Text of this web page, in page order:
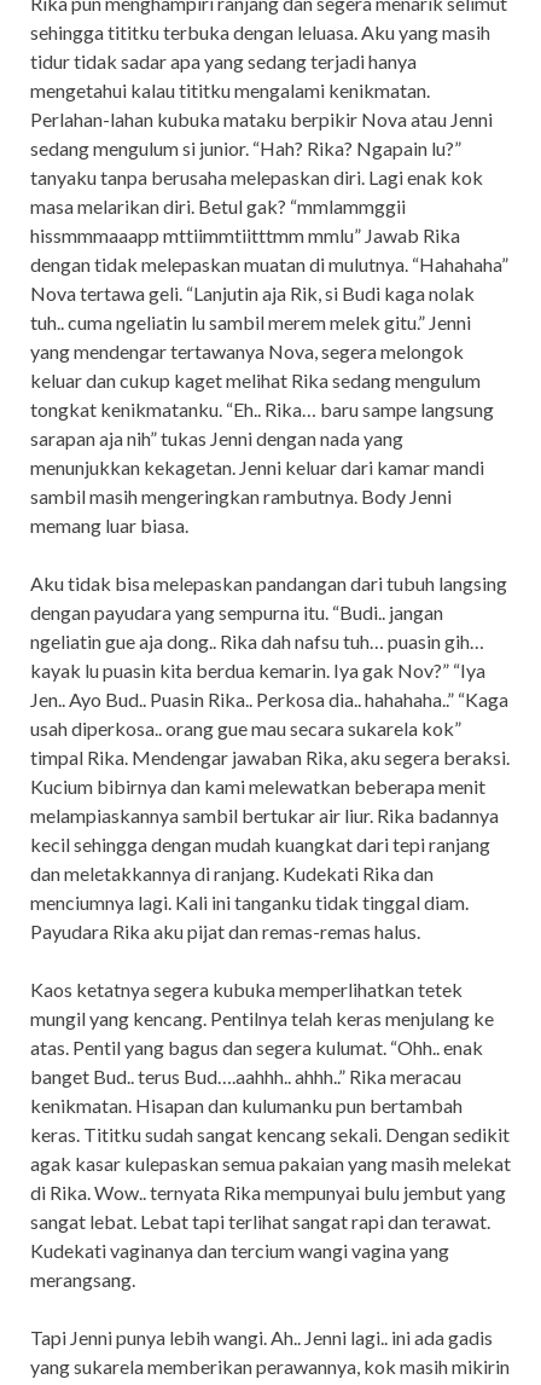
sehingga tititku terbuka dengan leluasa. Aku yang masih
tidur tidak sadar apa yang sedang terjadi hanya
mengetahui kalau tititku mengalami kenikmatan.
Perlahan-lahan kubuka mataku berpikir Nova atau Jenni
sedang mengulum si junior. “Hah? Rika? Ngapain lu?”
tanyaku tanpa berusaha melepaskan diri. Lagi enak kok
masa melarikan diri. Betul gak? “mmlammggii
hissmmmaaapp mttiimmtiitttmm mmlu” Jawab Rika
dengan tidak melepaskan muatan di mulutnya. “Hahahaha”
Nova tertawa geli. “Lanjutin aja Rik, si Budi kaga nolak
tuh.. cuma ngeliatin lu sambil merem melek gitu.” Jenni
yang mendengar tertawanya Nova, segera melongok
keluar dan cukup kaget melihat Rika sedang mengulum
tongkat kenikmatanku. “Eh.. Rika… baru sampe langsung
sarapan aja nih” tukas Jenni dengan nada yang
menunjukkan kekagetan. Jenni keluar dari kamar mandi
sambil masih mengeringkan rambutnya. Body Jenni
memang luar biasa.
Aku tidak bisa melepaskan pandangan dari tubuh langsing
dengan payudara yang sempurna itu. “Budi.. jangan
ngeliatin gue aja dong.. Rika dah nafsu tuh… puasin gih…
kayak lu puasin kita berdua kemarin. Iya gak Nov?” “Iya
Jen.. Ayo Bud.. Puasin Rika.. Perkosa dia.. hahahaha..” “Kaga
usah diperkosa.. orang gue mau secara sukarela kok”
timpal Rika. Mendengar jawaban Rika, aku segera beraksi.
Kucium bibirnya dan kami melewatkan beberapa menit
melampiaskannya sambil bertukar air liur. Rika badannya
kecil sehingga dengan mudah kuangkat dari tepi ranjang
dan meletakkannya di ranjang. Kudekati Rika dan
menciumnya lagi. Kali ini tanganku tidak tinggal diam.
Payudara Rika aku pijat dan remas-remas halus.
Kaos ketatnya segera kubuka memperlihatkan tetek
mungil yang kencang. Pentilnya telah keras menjulang ke
atas. Pentil yang bagus dan segera kulumat. “Ohh.. enak
banget Bud.. terus Bud….aahhh.. ahhh..” Rika meracau
kenikmatan. Hisapan dan kulumanku pun bertambah
keras. Tititku sudah sangat kencang sekali. Dengan sedikit
agak kasar kulepaskan semua pakaian yang masih melekat
di Rika. Wow.. ternyata Rika mempunyai bulu jembut yang
sangat lebat. Lebat tapi terlihat sangat rapi dan terawat.
Kudekati vaginanya dan tercium wangi vagina yang
merangsang.
Tapi Jenni punya lebih wangi. Ah.. Jenni lagi.. ini ada gadis
yang sukarela memberikan perawannya, kok masih mikirin